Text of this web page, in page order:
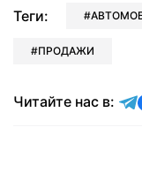
Теги:
ПРОДАЖИ
Читайте нас в: